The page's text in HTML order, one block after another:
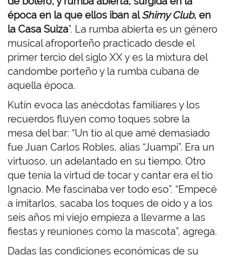
época en la que ellos iban alShimy Club, en
la Casa Suiza”. La rumba abierta es un género
musical afroporteño practicado desde el
primer tercio del siglo XX y es la mixtura del
candombe porteño y la rumba cubana de
aquella época.
Kutín evoca las anécdotas familiares y los
recuerdos fluyen como toques sobre la
mesa del bar: “Un tío al que amé demasiado
fue Juan Carlos Robles, alias “Juampi”. Era un
virtuoso, un adelantado en su tiempo. Otro
que tenía la virtud de tocar y cantar era el tío
Ignacio. Me fascinaba ver todo eso”. “Empecé
a imitarlos, sacaba los toques de oído y a los
seis años mi viejo empieza a llevarme a las
fiestas y reuniones como la mascota”, agrega.
Dadas las condiciones económicas de su